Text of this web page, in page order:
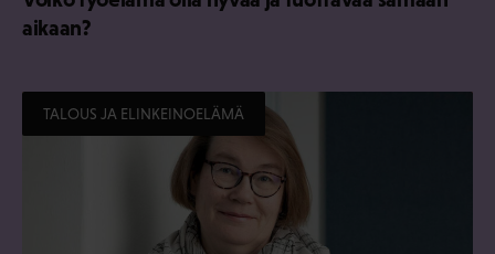
aikaan?
TALOUS JA ELINKEINOELÄMÄ